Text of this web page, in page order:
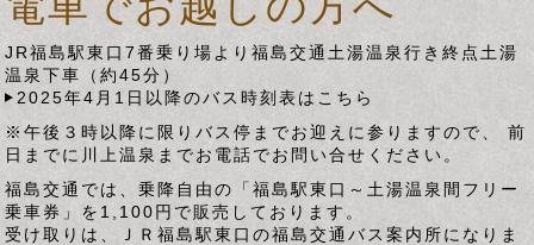
JR福島駅東口7番乗り場より福島交通土湯温泉行き終点土湯
温泉下車（約45分）
2025年4月1日以降のバス時刻表はこちら
※午後３時以降に限りバス停までお迎えに参りますので、 前
日までに川上温泉までお電話でお問い合せください。
福島交通では、乗降自由の「福島駅東口～土湯温泉間フリー
乗車券」を1,100円で販売しております。
受け取りは、ＪＲ福島駅東口の福島交通バス案内所になりま